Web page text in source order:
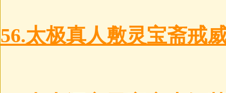
56.太极真人敷灵宝斋戒